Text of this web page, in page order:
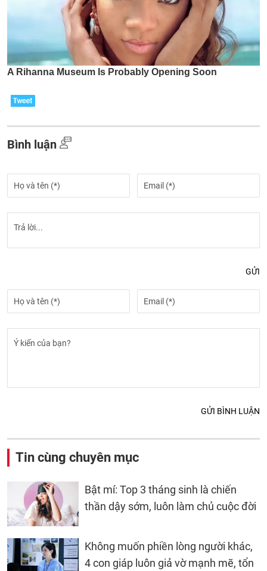
Bình luận
GỬI
GỬI BÌNH LUẬN
Tin cùng chuyên mục
Bật mí: Top 3 tháng sinh là chiến
thần dậy sớm, luôn làm chủ cuộc đời
Không muốn phiền lòng người khác,
4 con giáp luôn giả vờ mạnh mẽ, tổn